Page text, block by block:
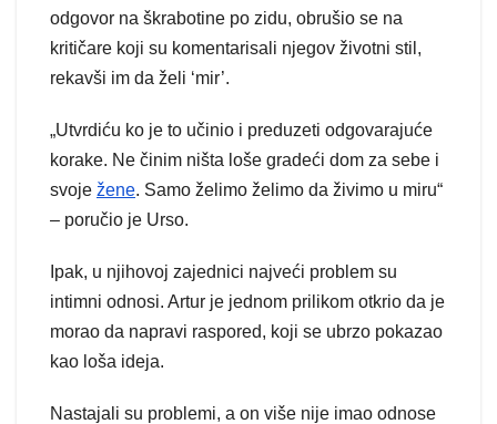
odgovor na škrabotine po zidu, obrušio se na
kritičare koji su komentarisali njegov životni stil,
rekavši im da želi ‘mir’.
„Utvrdiću ko je to učinio i preduzeti odgovarajuće
korake. Ne činim ništa loše gradeći dom za sebe i
svoje žene. Samo želimo želimo da živimo u miru“
– poručio je Urso.
Ipak, u njihovoj zajednici najveći problem su
intimni odnosi. Artur je jednom prilikom otkrio da je
morao da napravi raspored, koji se ubrzo pokazao
kao loša ideja.
Nastajali su problemi, a on više nije imao odnose